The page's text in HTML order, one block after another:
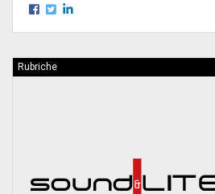
Rubriche